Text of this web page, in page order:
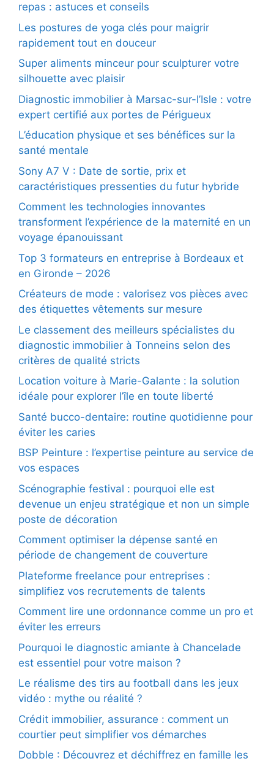
repas : astuces et conseils
Les postures de yoga clés pour maigrir
rapidement tout en douceur
Super aliments minceur pour sculpturer votre
silhouette avec plaisir
Diagnostic immobilier à Marsac-sur-l’Isle : votre
expert certifié aux portes de Périgueux
L’éducation physique et ses bénéfices sur la
santé mentale
Sony A7 V : Date de sortie, prix et
caractéristiques pressenties du futur hybride
Comment les technologies innovantes
transforment l’expérience de la maternité en un
voyage épanouissant
Top 3 formateurs en entreprise à Bordeaux et
en Gironde – 2026
Créateurs de mode : valorisez vos pièces avec
des étiquettes vêtements sur mesure
Le classement des meilleurs spécialistes du
diagnostic immobilier à Tonneins selon des
critères de qualité stricts
Location voiture à Marie-Galante : la solution
idéale pour explorer l’île en toute liberté
Santé bucco-dentaire: routine quotidienne pour
éviter les caries
BSP Peinture : l’expertise peinture au service de
vos espaces
Scénographie festival : pourquoi elle est
devenue un enjeu stratégique et non un simple
poste de décoration
Comment optimiser la dépense santé en
période de changement de couverture
Plateforme freelance pour entreprises :
simplifiez vos recrutements de talents
Comment lire une ordonnance comme un pro et
éviter les erreurs
Pourquoi le diagnostic amiante à Chancelade
est essentiel pour votre maison ?
Le réalisme des tirs au football dans les jeux
vidéo : mythe ou réalité ?
Crédit immobilier, assurance : comment un
courtier peut simplifier vos démarches
Dobble : Découvrez et déchiffrez en famille les